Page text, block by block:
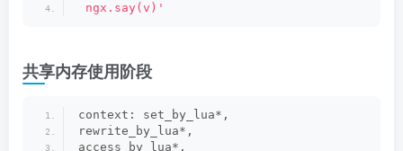
ngx.say(v)'
共享内存使用阶段
context: set_by_lua*,
rewrite_by_lua*,
access_by_lua*,